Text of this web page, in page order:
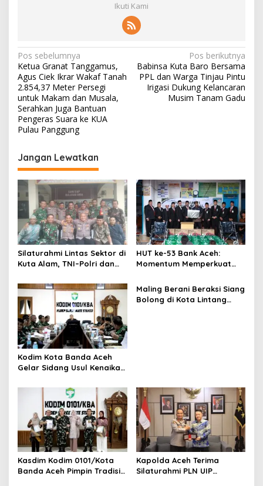
Ikuti Kami
N
a
v
i
g
s
i
p
o
s
Pos sebelumnya
Ketua Granat Tanggamus,
Agus Ciek Ikrar Wakaf Tanah
2.854,37 Meter Persegi
untuk Makam dan Musala,
Serahkan Juga Bantuan
Pengeras Suara ke KUA
Pulau Panggung
Pos berikutnya
Babinsa Kuta Baro Bersama
PPL dan Warga Tinjau Pintu
Irigasi Dukung Kelancaran
Musim Tanam Gadu
Jangan Lewatkan
Silaturahmi Lintas Sektor di
Kuta Alam, TNI–Polri dan
Kebersamaan
HUT ke-53 Bank Aceh:
Momentum Memperkuat
Keberkahan Bagi Aceh
Kodim Kota Banda Aceh
Gelar Sidang Usul Kenaikan
Tamtama Periode 1 April
Maling Berani Beraksi Siang
Bolong di Kota Lintang
Kasdim Kodim 0101/Kota
Banda Aceh Pimpin Tradisi
Kapolda Aceh Terima
Silaturahmi PLN UIP